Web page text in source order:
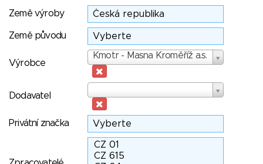
Země výroby
Země původu
Výrobce
Kmotr - Masna Kroměříž a.s.
Výrobce
Dodavatel
Privátní značka